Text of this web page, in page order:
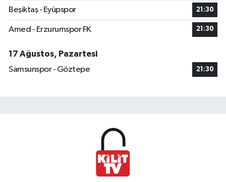
Beşiktaş - Eyüpspor 21:30
Amed - Erzurumspor FK 21:30
17 Ağustos, Pazartesi
Samsunspor - Göztepe
21:30